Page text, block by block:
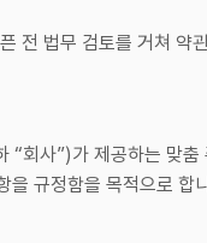
전 법무 검토를 거쳐 약
“회사”)가 제공하는 맞
을 규정함을 목적으로 합